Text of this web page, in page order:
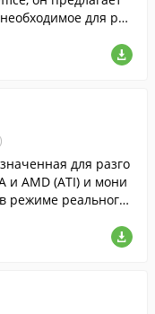
для раб
для разго
и AMD (ATI) и мони
режиме реального